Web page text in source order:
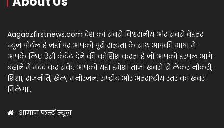
Aagaazfirstnews.com देश का सबसे विश्वसनीय और सबसे बेहतर
न्यूज़ पोर्टल है जहाँ पर आपको पूरी सत्यता के साथ आपकी भाषा में
आपके लिए ऐसी कंटेंट देने की कोशिश करता है जो आपको हरपल आगे
बढ़ाने में मदद कर सकें, आपको यहां हमेशा ताज़ा खबरों से लेकर नौकरी,
शिक्षा, राजनीति, खेल, मनोरंजन, राष्ट्रीय और अंतराष्ट्रीय स्तर का खबर
मिलेगा..
आगाज़ फर्स्ट न्यूज़